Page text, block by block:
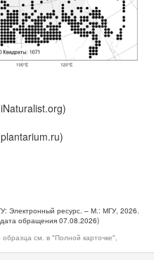
Электронный ресурс. – М.: МГУ, 2026.
обращения 07.08.2026)
см. в "Полной карточке",